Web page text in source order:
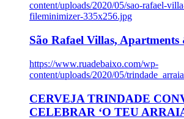
content/uploads/2020/05/sao-rafael-
fileminimizer-335x256.jpg
São Rafael Villas, Apartments
https://www.ruadebaixo.com/wp-
content/uploads/2020/05/
CERVEJA TRINDADE
CELEBRAR ‘O TEU